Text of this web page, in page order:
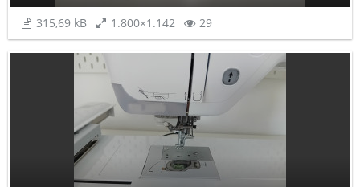
315,69 kB 1.800×1.142 29